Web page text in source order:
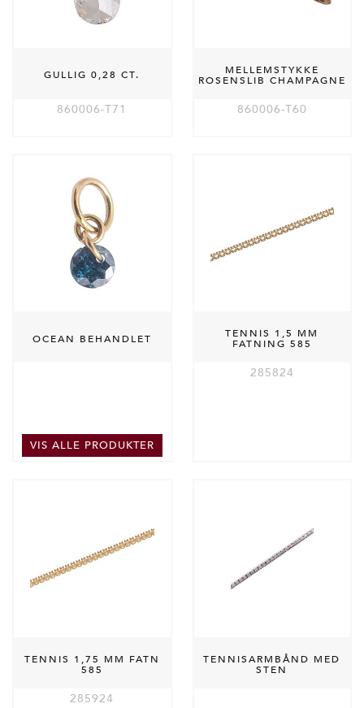
GULLIG 0,28 CT.
860006-T71
MELLEMSTYKKE
ROSENSLIB CHAMPAGNE
860006-T60
OCEAN BEHANDLET
VIS ALLE PRODUKTER
TENNIS 1,5 MM
FATNING 585
285824
TENNIS 1,75 MM FATN
585
285924
TENNISARMBÅND MED
STEN